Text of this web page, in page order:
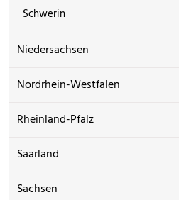
Schwerin
Niedersachsen
Nordrhein-Westfalen
Rheinland-Pfalz
Saarland
Sachsen